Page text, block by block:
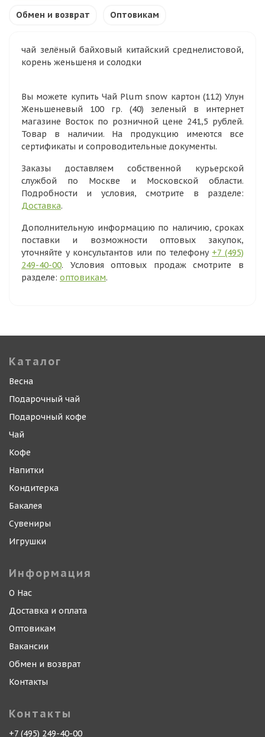
Обмен и возврат Оптовикам
чай зелёный байховый китайский среднелистовой,
корень женьшеня и солодки
Вы можете купить Чай Plum snow картон (112) Улун
Женьшеневый 100 гр. (40) зеленый в интернет
магазине Восток по розничной цене 241,5 рублей.
Товар в наличии. На продукцию имеются все
сертификаты и сопроводительные документы.
Заказы доставляем собственной курьерской
службой по Москве и Московской области.
Подробности и условия, смотрите в разделе:
Доставка.
Дополнительную информацию по наличию, сроках
поставки и возможности оптовых закупок,
уточняйте у консультантов или по телефону +7 (495)
249-40-00. Условия оптовых продаж смотрите в
разделе: оптовикам.
Каталог
Весна
Подарочный чай
Подарочный кофе
Чай
Кофе
Напитки
Кондитерка
Бакалея
Сувениры
Игрушки
Информация
О Нас
Доставка и оплата
Оптовикам
Вакансии
Обмен и возврат
Контакты
Контакты
+7 (495) 249-40-00